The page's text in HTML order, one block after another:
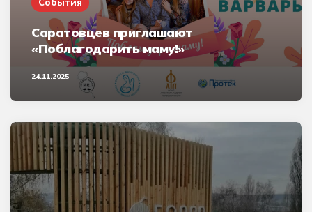
События
Саратовцев приглашают
«Поблагодарить маму!»
24.11.2025